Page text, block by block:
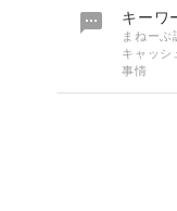
 キーワ
まねーぶ
キャッシ
事情